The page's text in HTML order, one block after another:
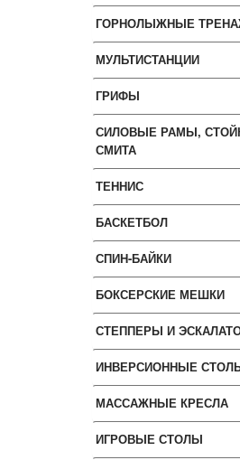
ГОРНОЛЫЖНЫЕ
МУЛЬТИСТАНЦИИ
ГРИФЫ
СИЛОВЫЕ РАМЫ,
СМИТА
ТЕННИС
БАСКЕТБОЛ
СПИН-БАЙКИ
БОКСЕРСКИЕ МЕШКИ
СТЕППЕРЫ И
ИНВЕРСИОННЫЕ
МАССАЖНЫЕ КРЕСЛА
ИГРОВЫЕ СТОЛЫ